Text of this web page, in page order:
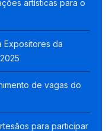
artísticas para o
Expositores da
de vagas do
para participar